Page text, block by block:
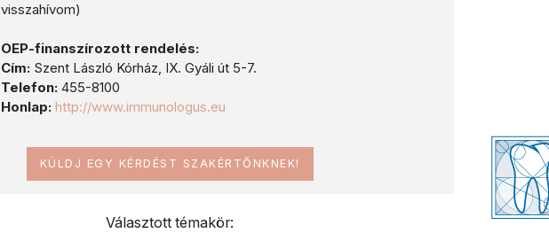
visszahívom)
OEP-finanszírozott rendelés:
Cím: Szent László Kórház, IX. Gyáli út 5-7.
Telefon: 455-8100
Honlap: http://www.immunologus.eu
KÜLDJ EGY KÉRDÉST SZAKÉRTŐNKNEK!
Választott témakör: